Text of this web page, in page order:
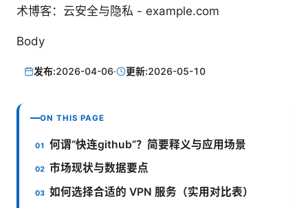
术博客：云安全与隐私 - example.com
Body
发布:2026-04-06· 更新:2026-05-10
ON THIS PAGE
何谓“快连github”？简要释义与应用场景
市场现状与数据要点
如何选择合适的 VPN 服务（实用对比表）